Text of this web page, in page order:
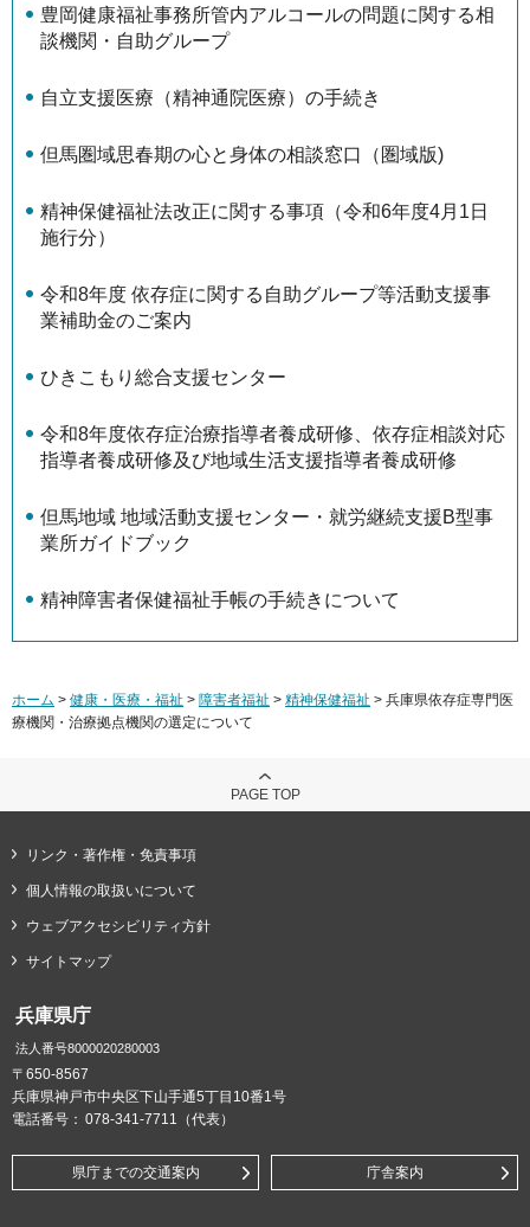
豊岡健康福祉事務所管内アルコールの問題に関する相
談機関・自助グループ
自立支援医療（精神通院医療）の手続き
但馬圏域思春期の心と身体の相談窓口（圏域版)
精神保健福祉法改正に関する事項（令和6年度4月1日
施行分）
令和8年度 依存症に関する自助グループ等活動支援事
業補助金のご案内
ひきこもり総合支援センター
令和8年度依存症治療指導者養成研修、依存症相談対応
指導者養成研修及び地域生活支援指導者養成研修
但馬地域 地域活動支援センター・就労継続支援B型事
業所ガイドブック
精神障害者保健福祉手帳の手続きについて
ホーム > 健康・医療・福祉 > 障害者福祉 > 精神保健福祉 > 兵庫県依存症専門医
療機関・治療拠点機関の選定について
PAGE TOP
リンク・著作権・免責事項
個人情報の取扱いについて
ウェブアクセシビリティ方針
サイトマップ
兵庫県庁
法人番号8000020280003
〒650-8567
兵庫県神戸市中央区下山手通5丁目10番1号
電話番号： 078-341-7711（代表）
県庁までの交通案内 庁舎案内